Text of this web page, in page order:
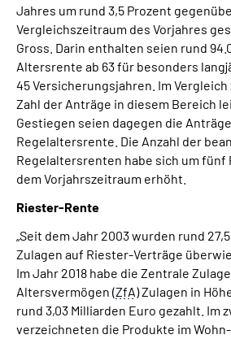
Jahres um rund 3,5 Prozent
Vergleichszeitraum des Vorjahres
Gross. Darin enthalten seien rund
Altersrente ab 63 für besonders
45 Versicherungsjahren. Im Vergleich
Zahl der Anträge in diesem Bereich
Gestiegen seien dagegen die
Regelaltersrente. Die Anzahl der
Regelaltersrenten habe sich um fünf
dem Vorjahrszeitraum erhöht.
Riester-Rente
„Seit dem Jahr 2003 wurden rund
Zulagen auf Riester-Verträge
Im Jahr 2018 habe die Zentrale
Altersvermögen (ZfA) Zulagen in
rund 3,03 Milliarden Euro gezahlt. Im
verzeichneten die Produkte im